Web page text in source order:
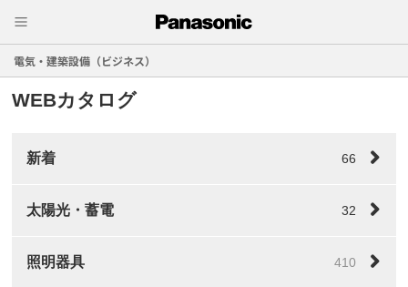
電気・建築設備（ビジネス）
WEBカタログ
新着 66
太陽光・蓄電 32
照明器具 410